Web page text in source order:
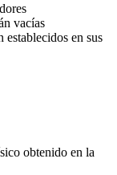
vacías
establecidos en sus
obtenido en la